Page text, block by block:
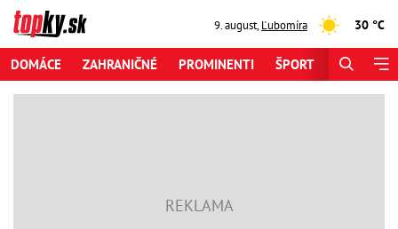
9. august,Ľubomíra 30 °C
DOMÁCE ZAHRANIČNÉ PROMINENTI ŠPORT